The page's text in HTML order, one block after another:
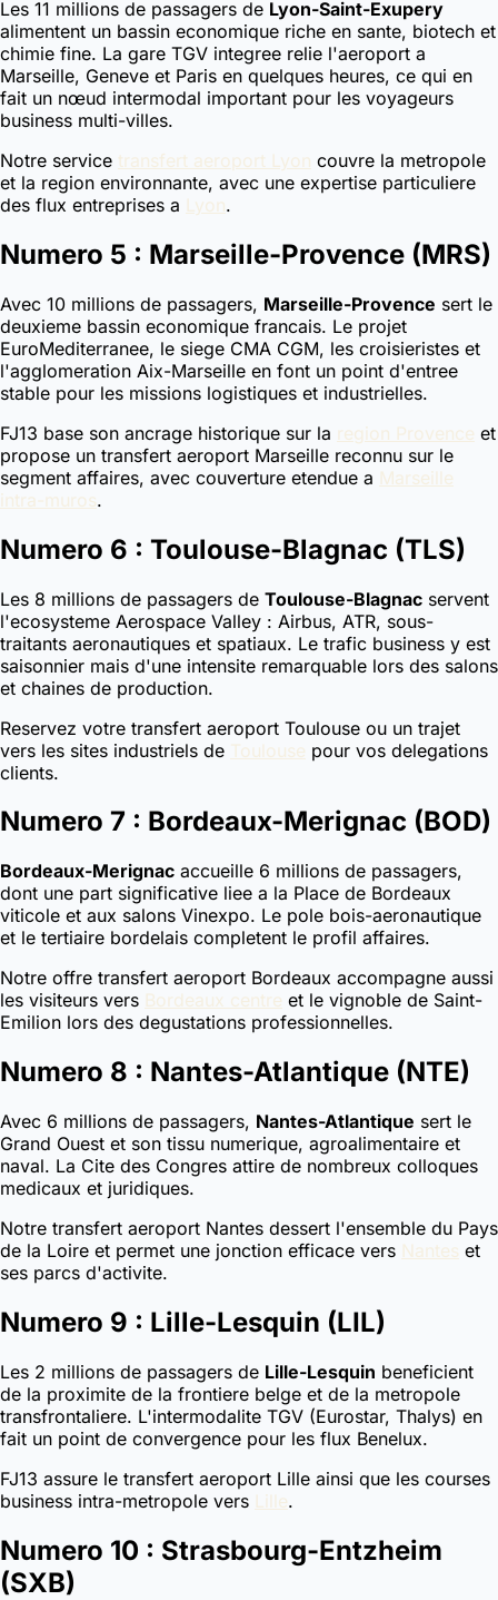
Les 11 millions de passagers de Lyon-Saint-Exupery
alimentent un bassin economique riche en sante, biotech et
chimie fine. La gare TGV integree relie l'aeroport a
Marseille, Geneve et Paris en quelques heures, ce qui en
fait un nœud intermodal important pour les voyageurs
business multi-villes.
Notre service transfert aeroport Lyon couvre la metropole
et la region environnante, avec une expertise particuliere
des flux entreprises a Lyon.
Numero 5 : Marseille-Provence (MRS)
Avec 10 millions de passagers, Marseille-Provence sert le
deuxieme bassin economique francais. Le projet
EuroMediterranee, le siege CMA CGM, les croisieristes et
l'agglomeration Aix-Marseille en font un point d'entree
stable pour les missions logistiques et industrielles.
FJ13 base son ancrage historique sur la region Provence et
propose un transfert aeroport Marseille reconnu sur le
segment affaires, avec couverture etendue a Marseille
intra-muros.
Numero 6 : Toulouse-Blagnac (TLS)
Les 8 millions de passagers de Toulouse-Blagnac servent
l'ecosysteme Aerospace Valley : Airbus, ATR, sous-
traitants aeronautiques et spatiaux. Le trafic business y est
saisonnier mais d'une intensite remarquable lors des salons
et chaines de production.
Reservez votre transfert aeroport Toulouse ou un trajet
vers les sites industriels de Toulouse pour vos delegations
clients.
Numero 7 : Bordeaux-Merignac (BOD)
Bordeaux-Merignac accueille 6 millions de passagers,
dont une part significative liee a la Place de Bordeaux
viticole et aux salons Vinexpo. Le pole bois-aeronautique
et le tertiaire bordelais completent le profil affaires.
Notre offre transfert aeroport Bordeaux accompagne aussi
les visiteurs vers Bordeaux centre et le vignoble de Saint-
Emilion lors des degustations professionnelles.
Numero 8 : Nantes-Atlantique (NTE)
Avec 6 millions de passagers, Nantes-Atlantique sert le
Grand Ouest et son tissu numerique, agroalimentaire et
naval. La Cite des Congres attire de nombreux colloques
medicaux et juridiques.
Notre transfert aeroport Nantes dessert l'ensemble du Pays
de la Loire et permet une jonction efficace vers Nantes et
ses parcs d'activite.
Numero 9 : Lille-Lesquin (LIL)
Les 2 millions de passagers de Lille-Lesquin beneficient
de la proximite de la frontiere belge et de la metropole
transfrontaliere. L'intermodalite TGV (Eurostar, Thalys) en
fait un point de convergence pour les flux Benelux.
FJ13 assure le transfert aeroport Lille ainsi que les courses
business intra-metropole vers Lille.
Numero 10 : Strasbourg-Entzheim
(SXB)